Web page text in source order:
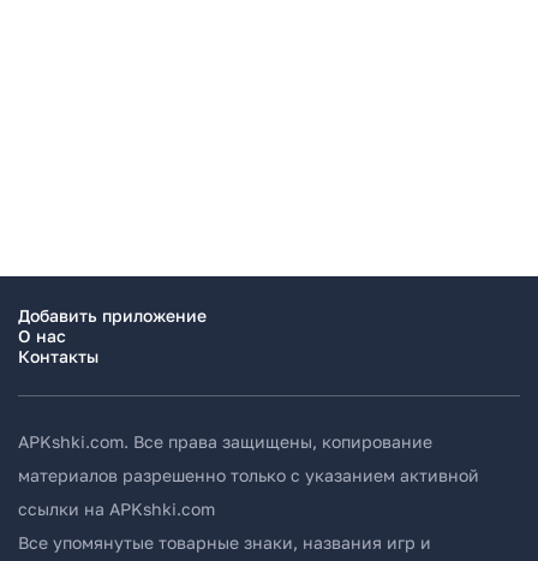
Добавить приложение
О нас
Контакты
APKshki.com. Все права защищены, копирование
материалов разрешенно только с указанием активной
ссылки на APKshki.com
Все упомянутые товарные знаки, названия игр и